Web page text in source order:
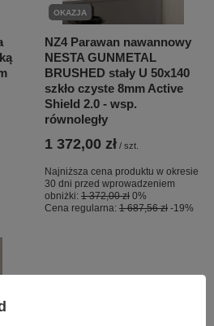
OKAZJA
NZ4 Parawan nawannowy
NESTA GUNMETAL
BRUSHED stały U 50x140
szkło czyste 8mm Active
Shield 2.0 - wsp.
równoległy
1 372,00 zł / szt.
Najniższa cena produktu w okresie
30 dni przed wprowadzeniem
obniżki: 1 372,00 zł 0%
Cena regularna: 1 687,56 zł -19%